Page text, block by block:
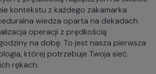
kontekstu z każdego zakamarka
wiedza oparta na dekadach
operacji z prędkością
na dobę. To jest nasza pierwsza
której potrzebuje Twoja sieć.
rękach.